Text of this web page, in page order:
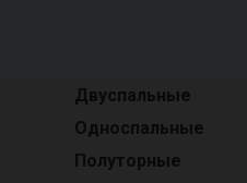
Двуспальные
Односпальные
Полуторные